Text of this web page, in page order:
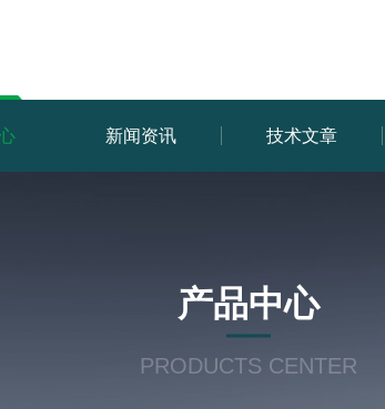
新闻资讯 技术文章
产品中心
PRODUCTS CENTER